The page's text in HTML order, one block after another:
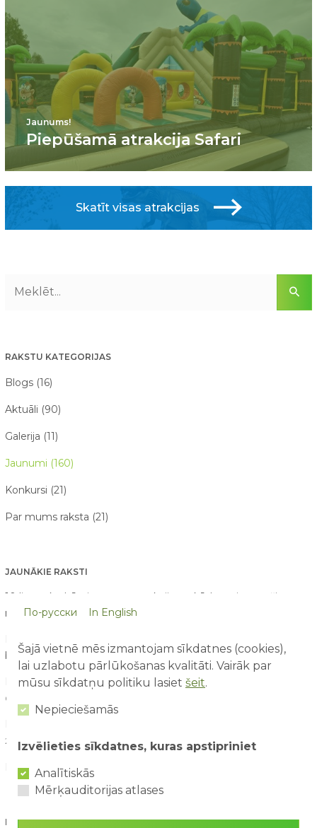
Jaunums!
Piepūšamā atrakcija Safari
Skatīt visas atrakcijas
RAKSTU KATEGORIJAS
Blogs (16)
Aktuāli (90)
Galerija (11)
Jaunumi (160)
Konkursi (21)
Par mums raksta (21)
JAUNĀKIE RAKSTI
10 lietas, ko bērni pamana atrakciju parkā, bet pieaugušie
nepamana07/08/2026
bērniem?03/08/2026
Drošība ūdens atrakcijās: kā tās izbaudīt kopā ar bērniem?
02/08/2026
29/07/2026
Kāpēc aktīva atpūta bērniem ir svarīga attīstībai?
RAKSTU ARHĪVS
По-русски In English
Šajā vietnē mēs izmantojam sīkdatnes (cookies),
lai uzlabotu pārlūkošanas kvalitāti. Vairāk par
mūsu sīkdatņu politiku lasiet šeit.
Nepieciešamās
Izvēlieties sīkdatnes, kuras apstipriniet
Analītiskās
Mērķauditorijas atlases